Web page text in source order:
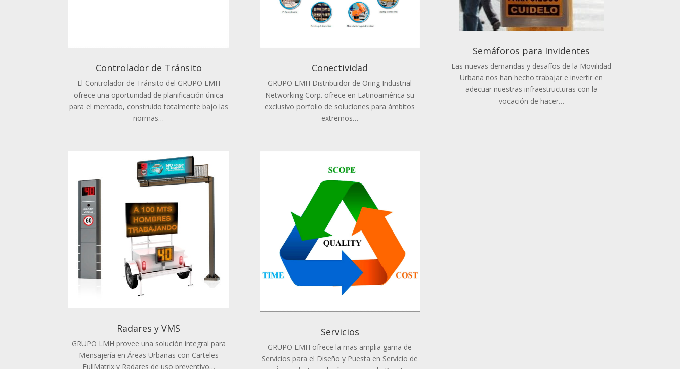
Controlador de Tránsito
El Controlador de Tránsito del GRUPO LMH
ofrece una oportunidad de planificación única
para el mercado, construido totalmente bajo las
normas…
Conectividad
GRUPO LMH Distribuidor de Oring Industrial
Networking Corp. ofrece en Latinoamérica su
exclusivo porfolio de soluciones para ámbitos
extremos…
Semáforos para Invidentes
Las nuevas demandas y desafíos de la Movilidad
Urbana nos han hecho trabajar e invertir en
adecuar nuestras infraestructuras con la
vocación de hacer…
Radares y VMS
GRUPO LMH provee una solución integral para
Mensajería en Áreas Urbanas con Carteles
FullMatrix y Radares de uso preventivo…
Servicios
GRUPO LMH ofrece la mas amplia gama de
Servicios para el Diseño y Puesta en Servicio de